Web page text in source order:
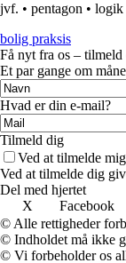
jvf. • pentagon • logik
bolig praksis
Få nyt fra os –
Et par gange om
Hvad er din e-mail?
Tilmeld dig
Ved at tilmelde
Ved at tilmelde dig
Del med hjertet
X
Facebook
© Alle rettigheder
© Indholdet må ikke
© Vi forbeholder os